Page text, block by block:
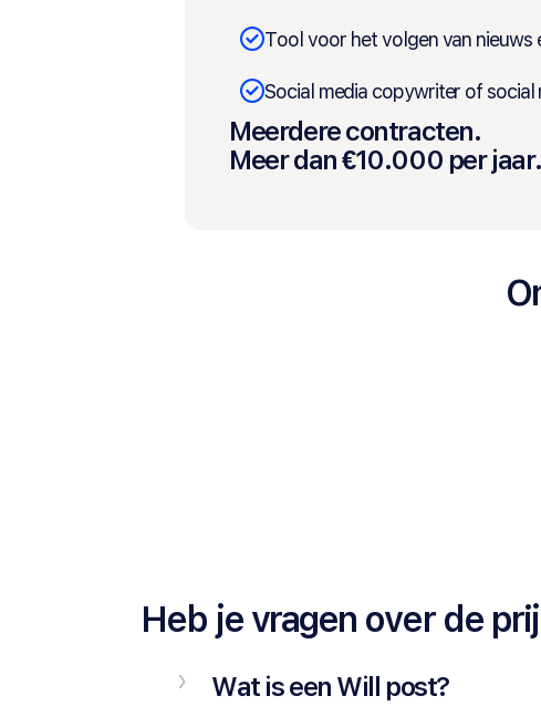
Tool voor het volgen van nieuws
Social media copywriter of social
Meerdere contracten.
Meer dan €10.000 per jaar.
Heb je vragen over de
Wat is een Will post?